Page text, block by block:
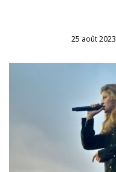
25 août 2023